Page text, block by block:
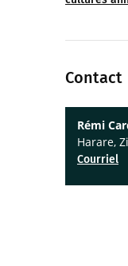
Contact
Rémi
Harare,
Courriel